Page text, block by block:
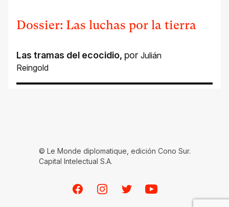
Dossier: Las luchas por la tierra
Las tramas del ecocidio, por Julián
Reingold
© Le Monde diplomatique, edición Cono Sur.
Capital Intelectual S.A.
FacebookInstagramTwitterYoutube